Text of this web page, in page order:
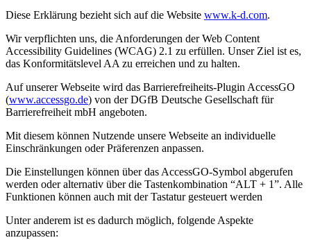
Diese Erklärung bezieht sich auf die Website www.k-d.com.
Wir verpflichten uns, die Anforderungen der Web Content
Accessibility Guidelines (WCAG) 2.1 zu erfüllen. Unser Ziel ist es,
das Konformitätslevel AA zu erreichen und zu halten.
Auf unserer Webseite wird das Barrierefreiheits-Plugin AccessGO
(www.accessgo.de) von der DGfB Deutsche Gesellschaft für
Barrierefreiheit mbH angeboten.
Mit diesem können Nutzende unsere Webseite an individuelle
Einschränkungen oder Präferenzen anpassen.
Die Einstellungen können über das AccessGO-Symbol abgerufen
werden oder alternativ über die Tastenkombination “ALT + 1”. Alle
Funktionen können auch mit der Tastatur gesteuert werden
Unter anderem ist es dadurch möglich, folgende Aspekte
anzupassen: